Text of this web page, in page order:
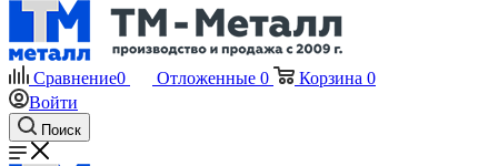
Сравнение0 Отложенные 0 Корзина 0
Войти
Поиск